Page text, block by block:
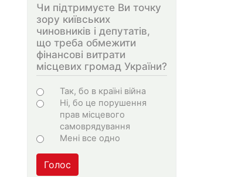
Чи підтримуєте Ви точку
зору київських
чиновників і депутатів,
що треба обмежити
фінансові витрати
місцевих громад України?
Варіанти
Так, бо в країні війна
Ні, бо це порушення
прав місцевого
самоврядування
Мені все одно
Голос